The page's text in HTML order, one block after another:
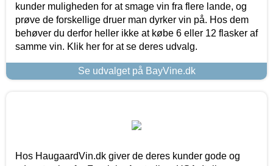
kunder muligheden for at smage vin fra flere lande, og
prøve de forskellige druer man dyrker vin på. Hos dem
behøver du derfor heller ikke at købe 6 eller 12 flasker af
samme vin. Klik her for at se deres udvalg.
Se udvalget på BayVine.dk
Hos HaugaardVin.dk giver de deres kunder gode og